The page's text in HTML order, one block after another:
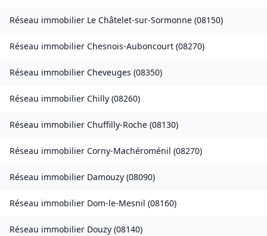
Réseau immobilier Le Châtelet-sur-Sormonne (08150)
Réseau immobilier Chesnois-Auboncourt (08270)
Réseau immobilier Cheveuges (08350)
Réseau immobilier Chilly (08260)
Réseau immobilier Chuffilly-Roche (08130)
Réseau immobilier Corny-Machéroménil (08270)
Réseau immobilier Damouzy (08090)
Réseau immobilier Dom-le-Mesnil (08160)
Réseau immobilier Douzy (08140)